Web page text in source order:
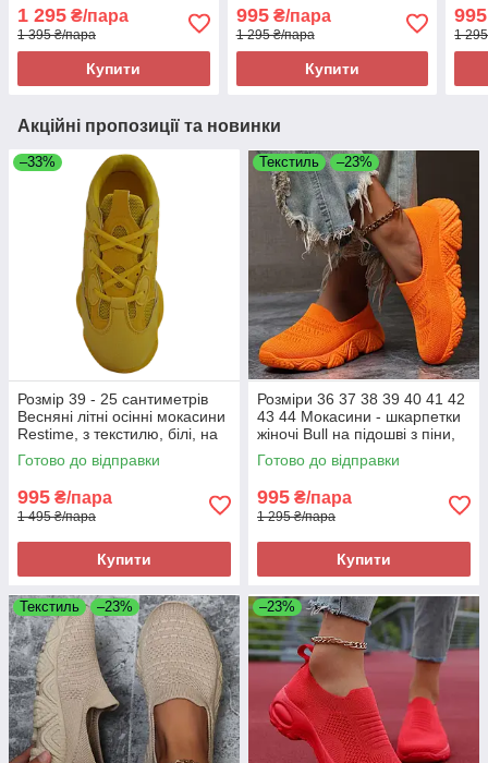
1 295 ₴/пара
1 395 ₴/пара
Купити
текстиль, легкі та зручні
995₴/пара
1 295 ₴/пара
Купити
995
1
Акційні пропозиції та новинки
–33%
Розмір 39 - 25 сантиметрів
Весняні літні осінні мокасини
Restime, з текстилю, білі, на
підошві з піни, легкі та зручні
Готово до відправки
995 ₴/пара
1 495 ₴/пара
Купити
Текстиль –23%
Розміри 36 37 38 39 40 41 42
43 44 Мокасини - шкарпетки
жіночі Bull на підошві з піни,
текстиль, помаранчеві, легкі
та зручні
Готово до відправки
995 ₴/пара
1 295 ₴/пара
Купити
Текстиль –23% –23%